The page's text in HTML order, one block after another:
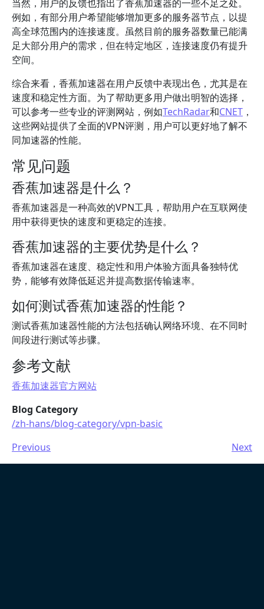
当然，用户的反馈也指出了香蕉加速器的一些不足之处。
例如，有部分用户希望能够增加更多的服务器节点，以提
高全球范围内的连接速度。虽然目前的服务器数量已能满
足大部分用户的需求，但在特定地区，连接速度仍有提升
空间。
综合来看，香蕉加速器在用户反馈中表现出色，尤其是在
速度和稳定性方面。为了帮助更多用户做出明智的选择，
可以参考一些专业的评测网站，例如TechRadar和CNET ，
这些网站提供了全面的VPN评测，用户可以更好地了解不
同加速器的性能。
常见问题
香蕉加速器是什么？
香蕉加速器是一种高效的VPN工具，帮助用户在互联网使
用中获得更快的速度和更稳定的连接。
香蕉加速器的主要优势是什么？
香蕉加速器在速度、稳定性和用户体验方面具备独特优
势，能够有效降低延迟并提高数据传输速率。
如何测试香蕉加速器的性能？
测试香蕉加速器性能的方法包括确认网络环境、在不同时
间段进行测试等步骤。
参考文献
香蕉加速器官方网站
Blog Category
/zh-hans/blog-category/vpn-basic
Previous
Next